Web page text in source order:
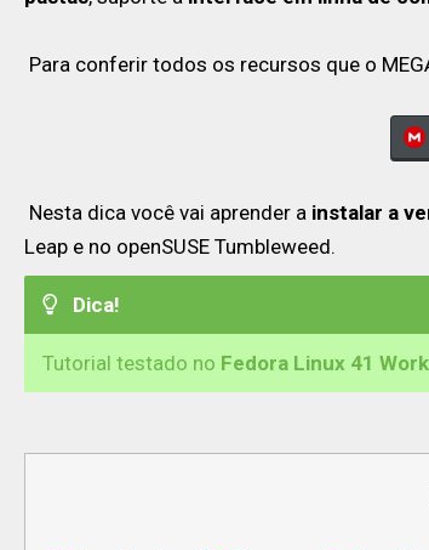
Para conferir todos os recursos que o
Nesta dica você vai aprender a instalar a
Leap e no openSUSE Tumbleweed.
Dica!
Tutorial testado no Fedora Linux 41